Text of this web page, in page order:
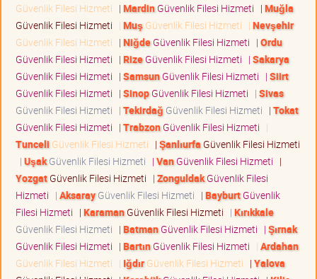
Güvenlik Filesi Hizmeti | MardinGüvenlik Filesi Hizmeti | Muğla
Güvenlik Filesi Hizmeti | Muş Güvenlik Filesi Hizmeti | Nevşehir
Güvenlik Filesi Hizmeti | NiğdeGüvenlik Filesi Hizmeti | Ordu
Güvenlik Filesi Hizmeti | RizeGüvenlik Filesi Hizmeti | Sakarya
Güvenlik Filesi Hizmeti | SamsunGüvenlik Filesi Hizmeti | Siirt
Güvenlik Filesi Hizmeti | SinopGüvenlik Filesi Hizmeti | Sivas
Güvenlik Filesi Hizmeti | Tekirdağ Güvenlik Filesi Hizmeti | Tokat
Güvenlik Filesi Hizmeti | TrabzonGüvenlik Filesi Hizmeti |
Tunceli Güvenlik Filesi Hizmeti | Şanlıurfa Güvenlik Filesi Hizmeti
| UşakGüvenlik Filesi Hizmeti | VanGüvenlik Filesi Hizmeti |
YozgatGüvenlik Filesi Hizmeti | ZonguldakGüvenlik Filesi
Hizmeti | AksarayGüvenlik Filesi Hizmeti | BayburtGüvenlik
Filesi Hizmeti | KaramanGüvenlik Filesi Hizmeti | Kırıkkale
Güvenlik Filesi Hizmeti | BatmanGüvenlik Filesi Hizmeti | Şırnak
Güvenlik Filesi Hizmeti | BartınGüvenlik Filesi Hizmeti | Ardahan
Güvenlik Filesi Hizmeti | IğdırGüvenlik Filesi Hizmeti | Yalova